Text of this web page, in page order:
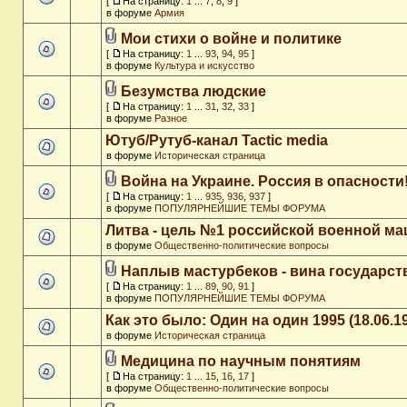
в форуме Армия
Мои стихи о войне и политике
[ На страницу: 1 93 94 95 ]
в форуме Культура и искусство
Безумства людские
[ На страницу: 1 31 32 33 ]
в форуме Разное
Ютуб/Рутуб-канал Tactic media
в форуме Историческая страница
Война на Украине. Россия в опасности!
[ На страницу: 1 935 936 937 ]
в форуме ПОПУЛЯРНЕЙШИЕ ТЕМЫ ФОРУМА
Литва - цель №1 российской военной
в форуме Общественно-политические вопросы
Наплыв мастурбеков - вина
[ На страницу: 1 89 90 91 ]
в форуме ПОПУЛЯРНЕЙШИЕ ТЕМЫ ФОРУМА
Как это было: Один на один 1995
в форуме Историческая страница
Медицина по научным понятиям
[ На страницу: 1 15 16 17 ]
в форуме Общественно-политические вопросы